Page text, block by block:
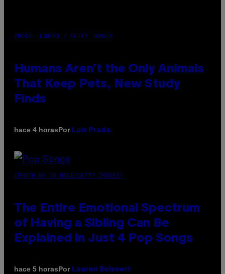
PHOTO: IJDEMA / GETTY IMAGES
Humans Aren’t the Only Animals
That Keep Pets, New Study
Finds
hace 4 horasPor Luis Prada
(PHOTO BY JO HALE/GETTY IMAGES)
The Entire Emotional Spectrum
of Having a Sibling Can Be
Explained in Just 4 Pop Songs
hace 5 horasPor Lauren Boisvert